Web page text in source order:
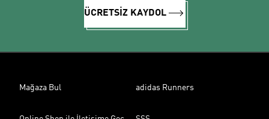
ÜCRETSİZ KAYDOL
Mağaza Bul adidas Runners